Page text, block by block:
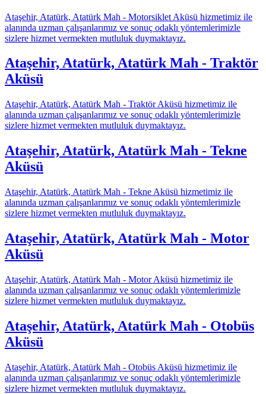
Ataşehir, Atatürk, Atatürk Mah - Motorsiklet Aküsü hizmetimiz ile
alanında uzman çalışanlarımız ve sonuç odaklı yöntemlerimizle
sizlere hizmet vermekten mutluluk duymaktayız.
Ataşehir, Atatürk, Atatürk Mah - Traktör
Aküsü
Ataşehir, Atatürk, Atatürk Mah - Traktör Aküsü hizmetimiz ile
alanında uzman çalışanlarımız ve sonuç odaklı yöntemlerimizle
sizlere hizmet vermekten mutluluk duymaktayız.
Ataşehir, Atatürk, Atatürk Mah - Tekne
Aküsü
Ataşehir, Atatürk, Atatürk Mah - Tekne Aküsü hizmetimiz ile
alanında uzman çalışanlarımız ve sonuç odaklı yöntemlerimizle
sizlere hizmet vermekten mutluluk duymaktayız.
Ataşehir, Atatürk, Atatürk Mah - Motor
Aküsü
Ataşehir, Atatürk, Atatürk Mah - Motor Aküsü hizmetimiz ile
alanında uzman çalışanlarımız ve sonuç odaklı yöntemlerimizle
sizlere hizmet vermekten mutluluk duymaktayız.
Ataşehir, Atatürk, Atatürk Mah - Otobüs
Aküsü
Ataşehir, Atatürk, Atatürk Mah - Otobüs Aküsü hizmetimiz ile
alanında uzman çalışanlarımız ve sonuç odaklı yöntemlerimizle
sizlere hizmet vermekten mutluluk duymaktayız.